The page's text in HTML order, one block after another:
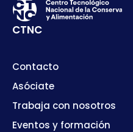
CTNC
Contacto
Asóciate
Trabaja con nosotros
Eventos y formación